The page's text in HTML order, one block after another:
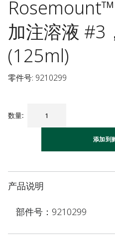
加注溶液 #3
(125ml)
零件号: 9210299
数量:
添加到
产品说明
部件号：9210299